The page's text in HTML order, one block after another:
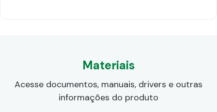
Materiais
Acesse documentos, manuais, drivers e outras
informações do produto